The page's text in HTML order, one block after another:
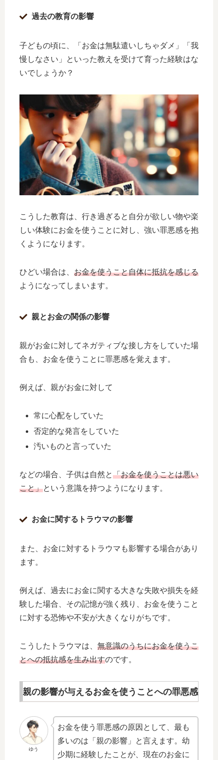
過去の教育の影響
子どもの頃に、「お金は無駄遣いしちゃダメ」「我
慢しなさい」といった教えを受けて育った経験はな
いでしょうか？
こうした教育は、行き過ぎると自分が欲しい物や楽
しい体験にお金を使うことに対し、強い罪悪感を抱
くようになります。
ひどい場合は、 お金を使うこと自体に抵抗を感じる
ようになってしまいます。
親とお金の関係の影響
親がお金に対してネガティブな接し方をしていた場
合も、お金を使うことに罪悪感を覚えます。
例えば、親がお金に対して
常に心配をしていた
否定的な発言をしていた
汚いものと言っていた
などの場合、子供は自然と「お金を使うことは悪い
こと」という意識を持つようになります。
お金に関するトラウマの影響
また、お金に対するトラウマも影響する場合があり
ます。
例えば、過去にお金に関する大きな失敗や損失を経
験した場合、その記憶が強く残り、お金を使うこと
に対する恐怖や不安が大きくなりがちです。
こうしたトラウマは、 無意識のうちにお金を使うこ
とへの抵抗感を生み出すのです。
親の影響が与えるお金を使うことへの罪悪感
ゆう
お金を使う罪悪感の原因として、最も
多いのは「親の影響」と言えます。幼
少期に経験したことが、現在のお金に